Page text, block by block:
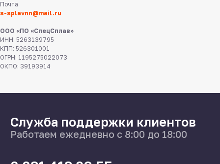
Почта
s-splavnn@mail.ru
ООО «ПО «СпецСплав»
ИНН: 5263139795
КПП: 526301001
ОГРН: 1195275022073
ОКПО: 39193914
Нижний Новгород,
ул Федосеенко, 57
s-splavnn@mail.ru
Калькуляторы
Доставка
О нас
Поставщикам
Справочник